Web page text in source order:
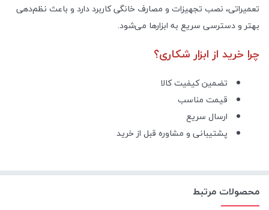
تعمیراتی، نصب تجهیزات و مصارف خانگی کاربرد دارد و باعث نظم‌دهی
بهتر و دسترسی سریع به ابزارها می‌شود.
چرا خرید از ابزار شکاری؟
تضمین کیفیت کالا
قیمت مناسب
ارسال سریع
پشتیبانی و مشاوره قبل از خرید
محصولات مرتبط